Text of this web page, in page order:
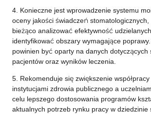
4. Konieczne jest wprowadzenie systemu
oceny jakości świadczeń
bieżąco analizować efektywność
identyfikować obszary wymagające
powinien być oparty na danych dotyczących
pacjentów oraz wyników leczenia.
5. Rekomenduje się zwiększenie
instytucjami zdrowia publicznego a
celu lepszego dostosowania programów
aktualnych potrzeb rynku pracy w dziedzinie